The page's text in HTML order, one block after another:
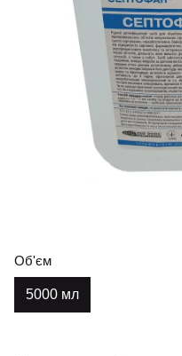
Об'єм
5000 мл